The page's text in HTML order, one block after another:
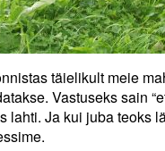
täielikult meie
Vastuseks sain
lahti. Ja kui juba teoks